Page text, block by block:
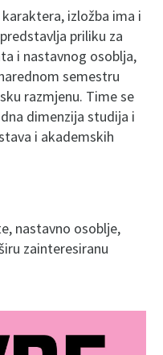
izložba ima i
priliku za
i nastavnog osoblja,
semestru
razmjenu. Time se
dimenzija studija i
i akademskih
nastavno osoblje,
zainteresiranu